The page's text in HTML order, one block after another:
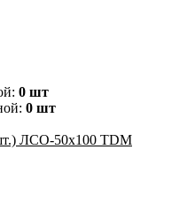
0 шт
0 шт
ЛСО-50х100 TDM